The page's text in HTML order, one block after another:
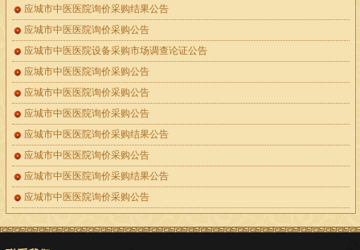
应城市中医医院询价采购结果公告
应城市中医医院询价采购公告
应城市中医医院设备采购市场调查论证公告
应城市中医医院询价采购公告
应城市中医医院询价采购公告
应城市中医医院询价采购公告
应城市中医医院询价采购结果公告
应城市中医医院询价采购公告
应城市中医医院询价采购结果公告
应城市中医医院询价采购公告